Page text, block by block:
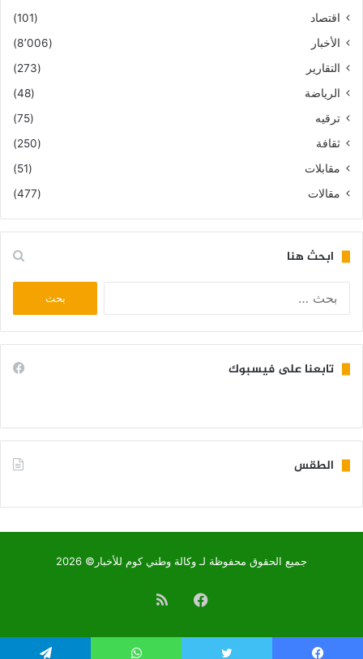
اقتصاد
(101)
الأخبار
(8٬006)
التقارير
(273)
الرياضة
(48)
ترقيه
(75)
ثقافة
(250)
مقابلات
(51)
مقالات
(477)
ابحث هنا
تابعنا على فيسبوك
الطقس
جميع الحقوق محفوظة لـ وكالة وطني كوم للأخبار© 2026
فيسبوكملخص
الموقع